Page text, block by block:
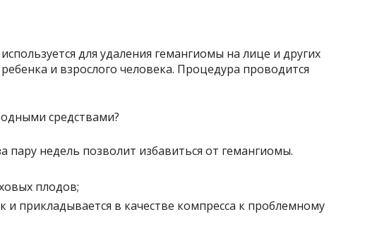
для удаления гемангиомы на лице и других
и взрослого человека. Процедура проводится
пару недель позволит избавиться от гемангиомы.
плодов;
и прикладывается в качестве компресса к проблемному